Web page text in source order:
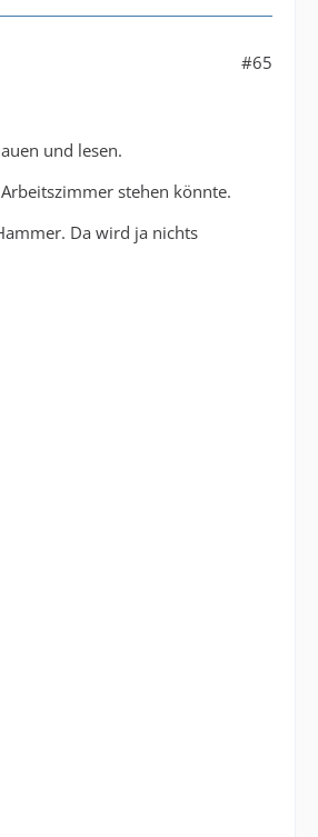
#65
und lesen.
stehen könnte.
Da wird ja nichts